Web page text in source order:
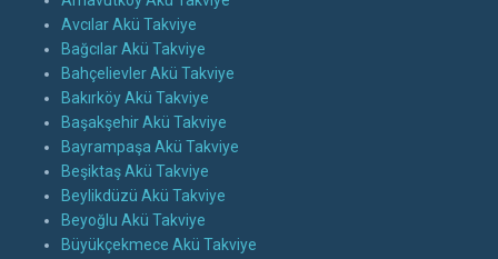
Avcılar Akü Takviye
Bağcılar Akü Takviye
Bahçelievler Akü Takviye
Bakırköy Akü Takviye
Başakşehir Akü Takviye
Bayrampaşa Akü Takviye
Beşiktaş Akü Takviye
Beylikdüzü Akü Takviye
Beyoğlu Akü Takviye
Büyükçekmece Akü Takviye